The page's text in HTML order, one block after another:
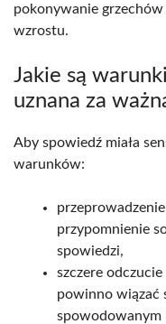
pokonywanie
wzrostu.
Jakie są
uznana za
Aby spowiedź miała
warunków:
przypomnienie
spowiedzi,
szczere
powinno wiązać
spowodowanym